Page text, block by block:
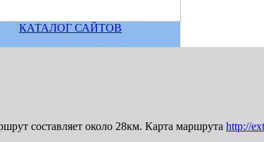
КАТАЛОГ САЙТОВ
составляет около 28км. Карта маршрута http://